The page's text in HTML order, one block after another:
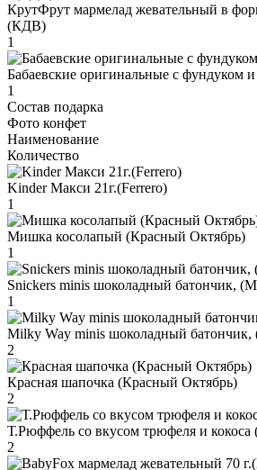
КрутФрут мармелад жевательный в
(КДВ)
1
Бабаевские оригинальные с фундуком
1
Состав подарка
Фото конфет
Наименование
Количество
Kinder Макси 21г.(Ferrero)
1
Мишка косолапый (Красный Октябрь)
1
Snickers minis шоколадный батончик,
1
Milky Way minis шоколадный батончик,
2
Красная шапочка (Красный Октябрь)
2
Т.Рюффель со вкусом трюфеля и кокоса
2